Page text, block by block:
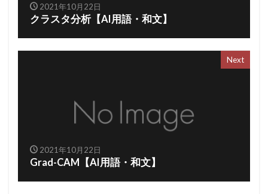
2021年10月22日
クラスタ分析【AI用語・和文】
Next
2021年10月22日
Grad-CAM【AI用語・和文】